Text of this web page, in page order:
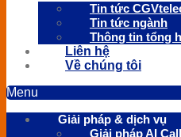
Tin tức
Tin tức ngành
Thông tin tổng
Liên hệ
Về chúng tôi
Menu
Giải pháp & dịch vụ
Giải pháp AI